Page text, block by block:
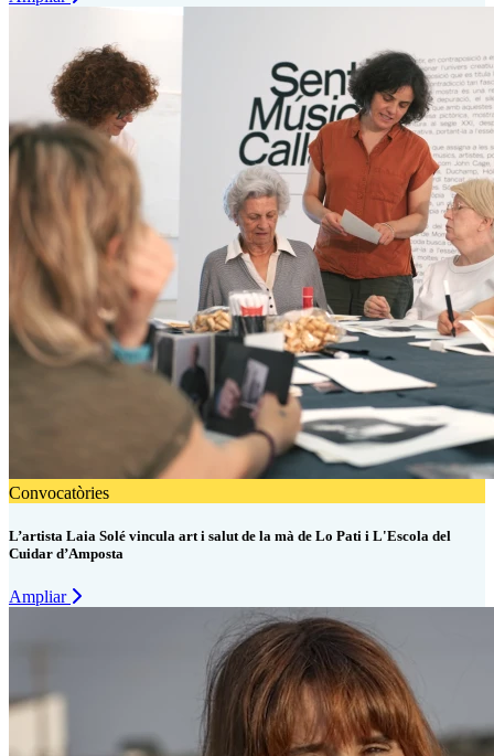
Convocatòries
L’artista Laia Solé vincula art i salut de la mà de Lo Pati i L'Escola del
Cuidar d’Amposta
Ampliar